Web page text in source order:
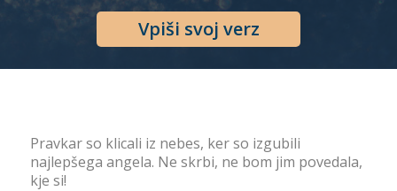
Vpiši svoj verz
Pravkar so klicali iz nebes, ker so izgubili
najlepšega angela. Ne skrbi, ne bom jim povedala,
kje si!